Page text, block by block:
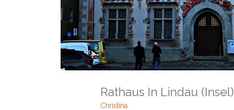
Rathaus In Lindau (Insel)
Christina